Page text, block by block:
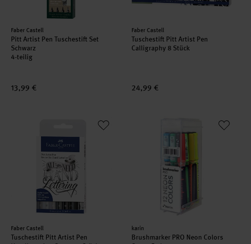
Hersteller:
Faber Castell
Pitt Artist Pen Tuschestift Set
Schwarz
4-teilig
13,99 €
Hersteller:
Faber Castell
Tuschestift Pitt Artist Pen
Calligraphy 8 Stück
24,99 €
Hersteller:
Faber Castell
Tuschestift Pitt Artist Pen
Hersteller:
karin
Brushmarker PRO Neon Colors